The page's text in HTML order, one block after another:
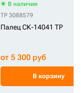
В наличии
TP 3088579
Палец СК-14041 TP
от 5 300 руб
В корзину